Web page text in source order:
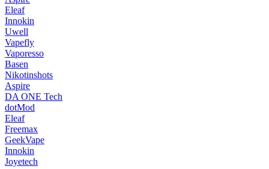
Eleaf
Innokin
Uwell
Vapefly
Vaporesso
Basen
Nikotinshots
Aspire
DA ONE Tech
dotMod
Eleaf
Freemax
GeekVape
Innokin
Joyetech